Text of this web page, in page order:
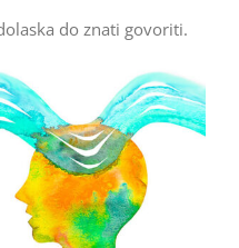
do znati govoriti.